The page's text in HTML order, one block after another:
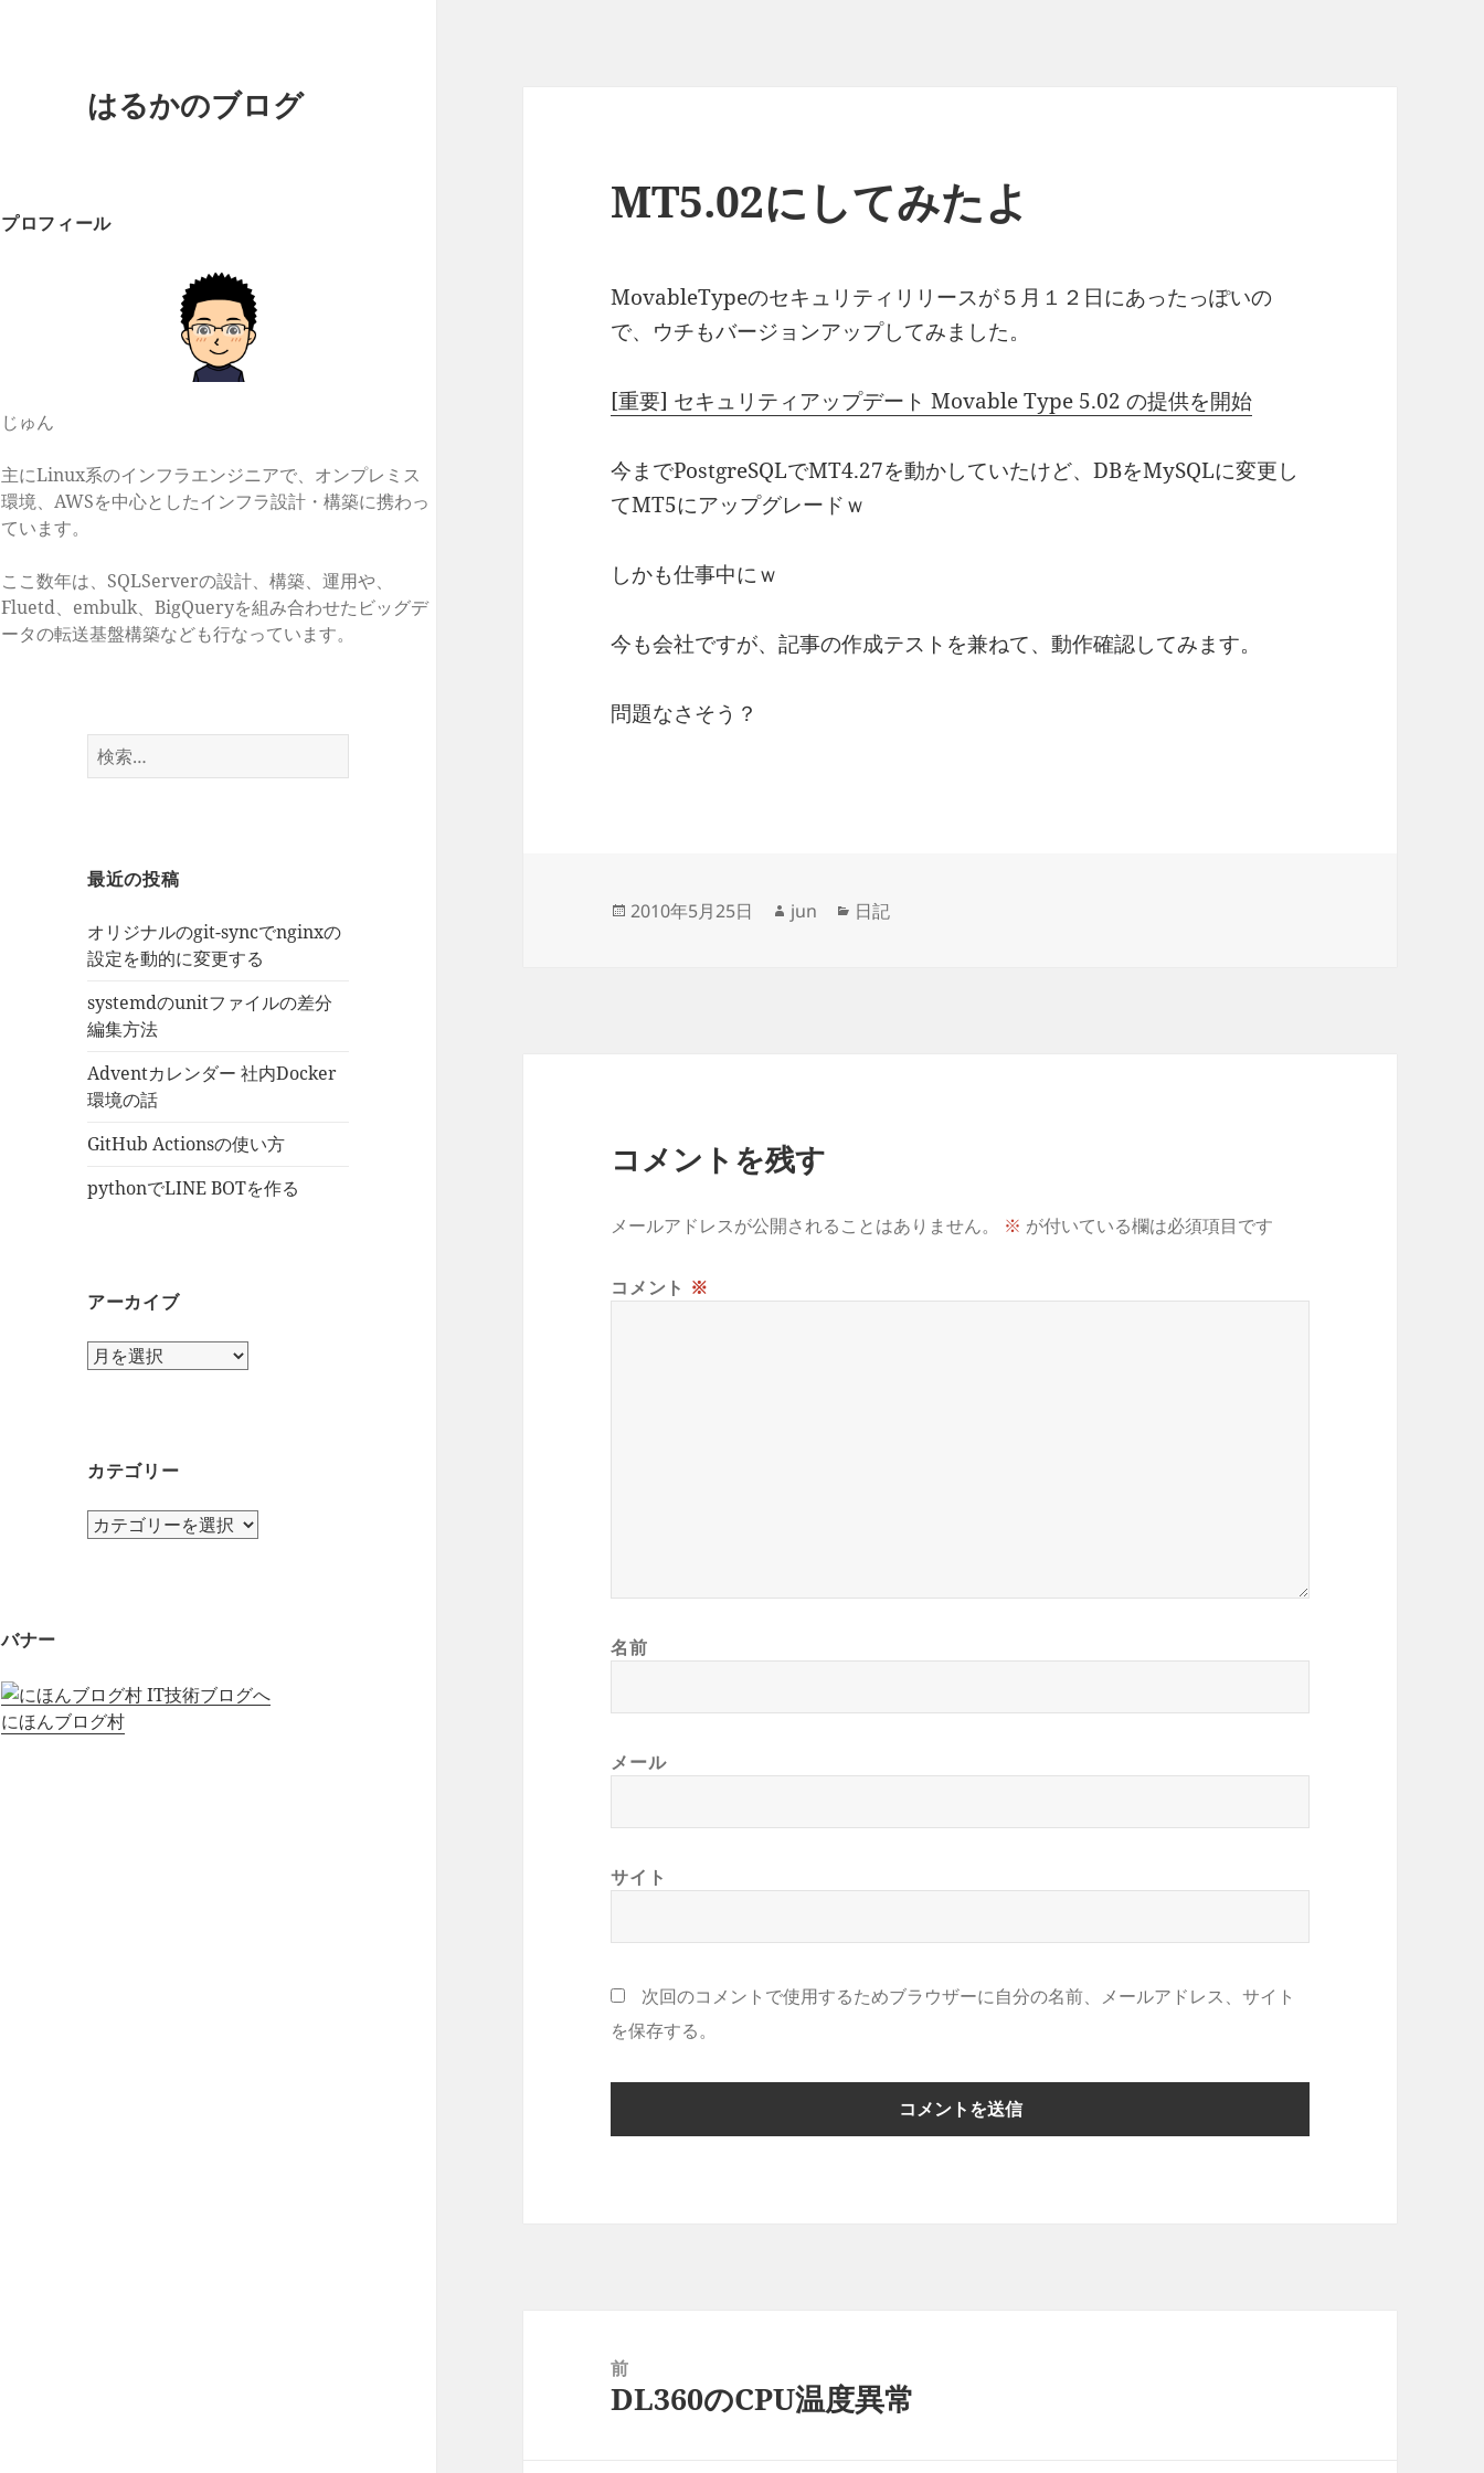
はるかのブログ
プロフィール
じゅん
主にLinux系のインフラエンジニアで、オンプレミス
環境、AWSを中心としたインフラ設計・構築に携わっ
ています。
ここ数年は、SQLServerの設計、構築、運用や、
Fluetd、embulk、BigQueryを組み合わせたビッグデ
ータの転送基盤構築なども行なっています。
検
索:
最近の投稿
オリジナルのgit-syncでnginxの
設定を動的に変更する
systemdのunitファイルの差分
編集方法
Adventカレンダー 社内Docker
環境の話
GitHub Actionsの使い方
pythonでLINE BOTを作る
アーカイブ
ア
ブ
カテゴリー
カ
バナー
にほんブログ村
MT5.02にしてみたよ
MovableTypeのセキュリティリリースが５月１２日にあったっぽいの
で、ウチもバージョンアップしてみました。
[重要] セキュリティアップデート Movable Type 5.02 の提供を開始
今までPostgreSQLでMT4.27を動かしていたけど、DBをMySQLに変更し
てMT5にアップグレードｗ
しかも仕事中にｗ
今も会社ですが、記事の作成テストを兼ねて、動作確認してみます。
問題なさそう？
投
2010年5月25日
作
jun
カ
日記
コメントを残す
メールアドレスが公開されることはありません。 ※ が付いている欄は必須項目です
コメント ※
名前
メール
サイト
次回のコメントで使用するためブラウザーに自分の名前、メールアドレス、サイト
を保存する。
前
前
DL360のCPU温度異常